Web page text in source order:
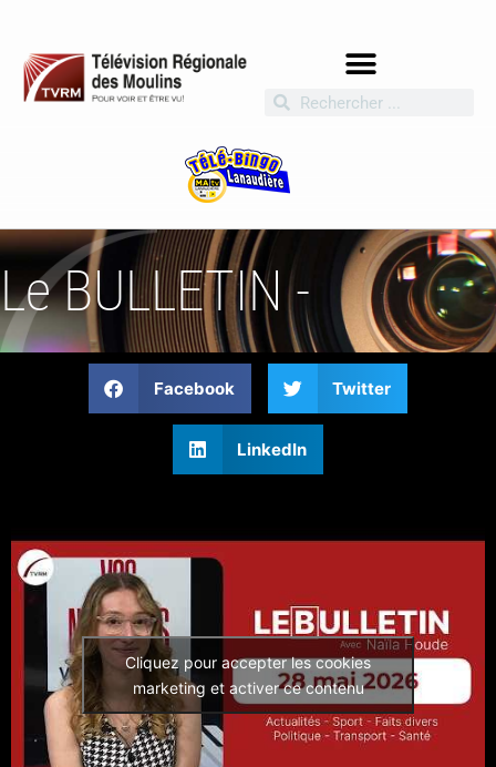
Le BULLETIN -
Facebook Twitter
LinkedIn
Cliquez pour accepter les cookies
marketing et activer ce contenu